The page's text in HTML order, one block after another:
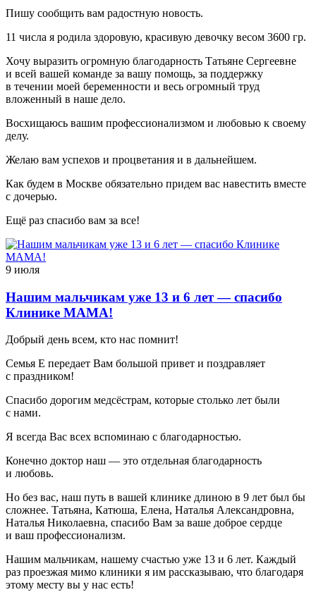
Пишу сообщить вам радостную новость.
11 числа я родила здоровую, красивую девочку весом 3600 гр.
Хочу выразить огромную благодарность Татьяне Сергеевне
и всей вашей команде за вашу помощь, за поддержку
в течении моей беременности и весь огромный труд
вложенный в наше дело.
Восхищаюсь вашим профессионализмом и любовью к своему
делу.
Желаю вам успехов и процветания и в дальнейшем.
Как будем в Москве обязательно придем вас навестить вместе
с дочерью.
Ещё раз спасибо вам за все!
9 июля
Нашим мальчикам уже 13 и 6 лет — спасибо
Клинике МАМА!
Добрый день всем, кто нас помнит!
Семья Е передает Вам большой привет и поздравляет
с праздником!
Спасибо дорогим медсёстрам, которые столько лет были
с нами.
Я всегда Вас всех вспоминаю с благодарностью.
Конечно доктор наш — это отдельная благодарность
и любовь.
Но без вас, наш путь в вашей клинике длиною в 9 лет был бы
сложнее. Татьяна, Катюша, Елена, Наталья Александровна,
Наталья Николаевна, спасибо Вам за ваше доброе сердце
и ваш профессионализм.
Нашим мальчикам, нашему счастью уже 13 и 6 лет. Каждый
раз проезжая мимо клиники я им рассказываю, что благодаря
этому месту вы у нас есть!